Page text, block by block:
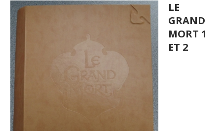
LE
GRAND
MORT 1
ET 2